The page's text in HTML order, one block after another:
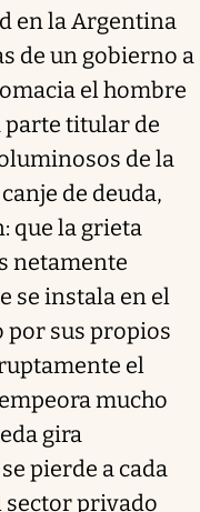
en la Argentina
de un gobierno a
el hombre
parte titular de
de la
de deuda,
que la grieta
netamente
se instala en el
por sus propios
el
mucho
gira
pierde a cada
sector privado